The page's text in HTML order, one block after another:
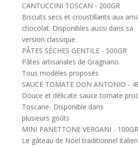
CANTUCCINI TOSCAN - 200GR
Biscuits secs et croustillants aux
chocolat. Disponibles aussi dans sa
version classique
PÂTES SÈCHES GENTILE - 500GR
Pâtes artisanales de Gragnano.
Tous modèles proposés
SAUCE TOMATE DON ANTONIO -
Douce et délicate sauce tomate
Toscane- Disponible dans
plusieurs goûts
MINI PANETTONE VERGANI - 100GR
Le gâteau de Noël traditionnel